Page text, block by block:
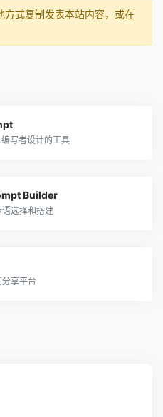
式复制发表本站内容，或在
写者设计的工具
Builder
选择和搭建
享平台